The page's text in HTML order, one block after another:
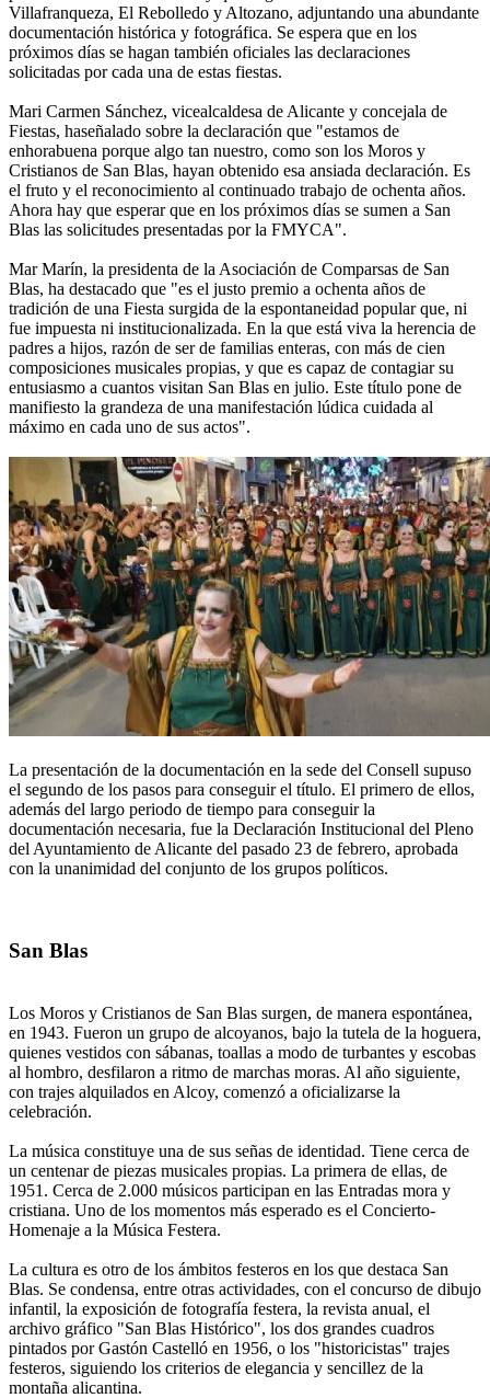
Villafranqueza, El Rebolledo y Altozano, adjuntando una abundante
documentación histórica y fotográfica. Se espera que en los
próximos días se hagan también oficiales las declaraciones
solicitadas por cada una de estas fiestas.
Mari Carmen Sánchez, vicealcaldesa de Alicante y concejala de
Fiestas, haseñalado sobre la declaración que "estamos de
enhorabuena porque algo tan nuestro, como son los Moros y
Cristianos de San Blas, hayan obtenido esa ansiada declaración. Es
el fruto y el reconocimiento al continuado trabajo de ochenta años.
Ahora hay que esperar que en los próximos días se sumen a San
Blas las solicitudes presentadas por la FMYCA".
Mar Marín, la presidenta de la Asociación de Comparsas de San
Blas, ha destacado que "es el justo premio a ochenta años de
tradición de una Fiesta surgida de la espontaneidad popular que, ni
fue impuesta ni institucionalizada. En la que está viva la herencia de
padres a hijos, razón de ser de familias enteras, con más de cien
composiciones musicales propias, y que es capaz de contagiar su
entusiasmo a cuantos visitan San Blas en julio. Este título pone de
manifiesto la grandeza de una manifestación lúdica cuidada al
máximo en cada uno de sus actos".
La presentación de la documentación en la sede del Consell supuso
el segundo de los pasos para conseguir el título. El primero de ellos,
además del largo periodo de tiempo para conseguir la
documentación necesaria, fue la Declaración Institucional del Pleno
del Ayuntamiento de Alicante del pasado 23 de febrero, aprobada
con la unanimidad del conjunto de los grupos políticos.
San Blas
Los Moros y Cristianos de San Blas surgen, de manera espontánea,
en 1943. Fueron un grupo de alcoyanos, bajo la tutela de la hoguera,
quienes vestidos con sábanas, toallas a modo de turbantes y escobas
al hombro, desfilaron a ritmo de marchas moras. Al año siguiente,
con trajes alquilados en Alcoy, comenzó a oficializarse la
celebración.
La música constituye una de sus señas de identidad. Tiene cerca de
un centenar de piezas musicales propias. La primera de ellas, de
1951. Cerca de 2.000 músicos participan en las Entradas mora y
cristiana. Uno de los momentos más esperado es el Concierto-
Homenaje a la Música Festera.
La cultura es otro de los ámbitos festeros en los que destaca San
Blas. Se condensa, entre otras actividades, con el concurso de dibujo
infantil, la exposición de fotografía festera, la revista anual, el
archivo gráfico "San Blas Histórico", los dos grandes cuadros
pintados por Gastón Castelló en 1956, o los "historicistas" trajes
festeros, siguiendo los criterios de elegancia y sencillez de la
montaña alicantina.